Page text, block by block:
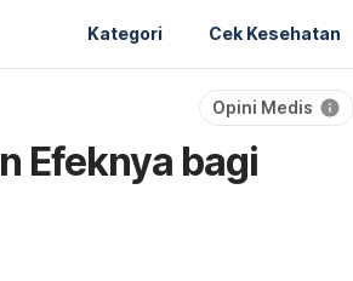
Kategori Cek Kesehatan
Opini Medis
Efeknya bagi